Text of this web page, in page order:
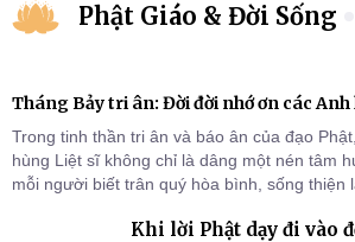
Phật Giáo & Đời Sống
Tháng Bảy tri ân: Đời đời nhớ ơn các
Trong tinh thần tri ân và báo ân của đạo
hùng Liệt sĩ không chỉ là dâng một nén tâm
mỗi người biết trân quý hòa bình, sống thiện
Khi lời Phật dạy đi vào